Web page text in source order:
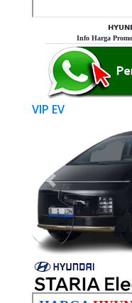
Info Harga
VIP EV
Previous